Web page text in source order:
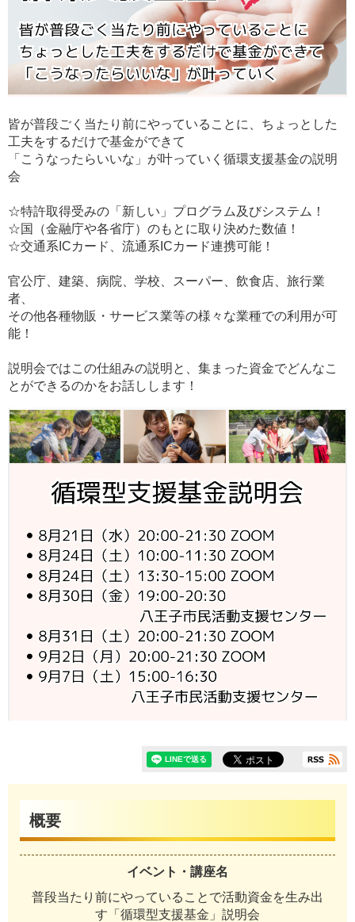
皆が普段ごく当たり前にやっていることに、ちょっとした
工夫をするだけで基金ができて
「こうなったらいいな」が叶っていく循環支援基金の説明
会
☆特許取得受みの「新しい」プログラム及びシステム！
☆国（金融庁や各省庁）のもとに取り決めた数値！
☆交通系ICカード、流通系ICカード連携可能！
官公庁、建築、病院、学校、スーパー、飲食店、旅行業
者、
その他各種物販・サービス業等の様々な業種での利用が可
能！
説明会ではこの仕組みの説明と、集まった資金でどんなこ
とができるのかをお話しします！
概要
イベント・講座名
普段当たり前にやっていることで活動資金を生み出
す「循環型支援基金」説明会